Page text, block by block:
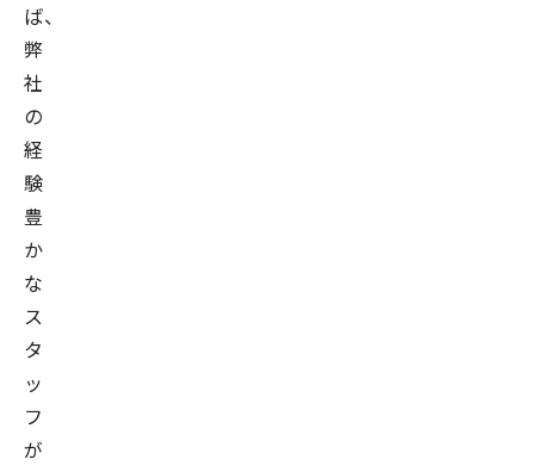
ば、
弊
社
の
経
験
豊
か
な
ス
タ
ッ
フ
が